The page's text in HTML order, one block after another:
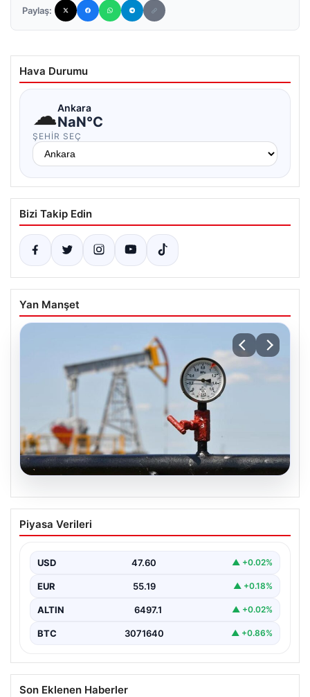
Paylaş:
Hava Durumu
☁Ankara
NaN°C
ŞEHIR SEÇ
Bizi Takip Edin
Yan Manşet
Petrol fiyatları 25 Mayıs: Petrol fiyatları
düştü mü, ne kadar oldu? Brent petrol
Piyasa Verileri
USD 47.60 ▲ +0.02%
EUR 55.19 ▲ +0.18%
ALTIN 6497.1 ▲ +0.02%
BTC 3071640 ▲ +0.86%
Son Eklenen Haberler